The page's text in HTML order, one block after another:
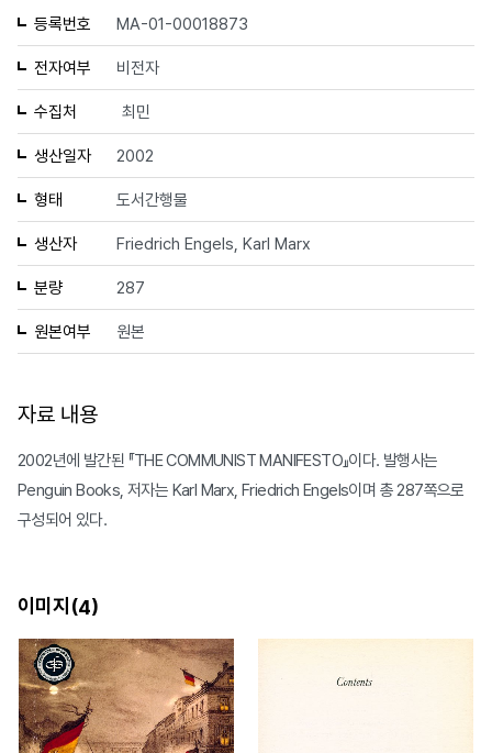
등록번호 MA-01-00018873
전자여부 비전자
수집처 최민
생산일자 2002
형태 도서간행물
생산자 Friedrich Engels, Karl Marx
분량 287
원본여부 원본
자료 내용
2002년에 발간된 『THE COMMUNIST MANIFESTO』이다. 발행사는
Penguin Books, 저자는 Karl Marx, Friedrich Engels이며 총 287쪽으로
구성되어 있다.
이미지(4)